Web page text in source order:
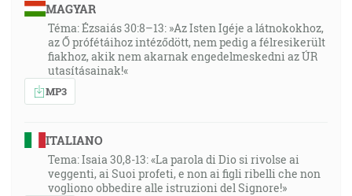
MAGYAR
Téma: Ézsaiás 30:8–13: »Az Isten Igéje a látnokokhoz,
az Ő prófétáihoz intéződött, nem pedig a félresikerült
fiakhoz, akik nem akarnak engedelmeskedni az ÚR
utasításainak!«
MP3
ITALIANO
Tema: Isaia 30,8-13: «La parola di Dio si rivolse ai
veggenti, ai Suoi profeti, e non ai figli ribelli che non
vogliono obbedire alle istruzioni del Signore!»